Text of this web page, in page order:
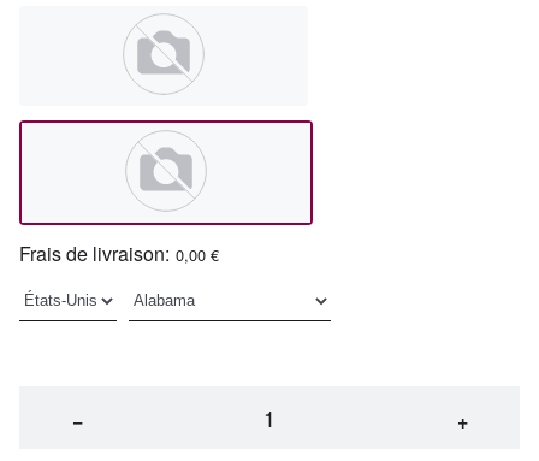
Frais de livraison: 0,00 €
− +